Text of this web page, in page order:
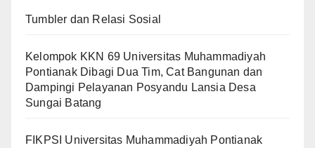
Tumbler dan Relasi Sosial
Kelompok KKN 69 Universitas Muhammadiyah
Pontianak Dibagi Dua Tim, Cat Bangunan dan
Dampingi Pelayanan Posyandu Lansia Desa
Sungai Batang
FIKPSI Universitas Muhammadiyah Pontianak